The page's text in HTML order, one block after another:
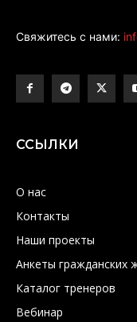
Свяжитесь с нами:
ССЫЛКИ
О нас
Контакты
Наши проекты
Анкеты гражданских
Каталог тренеров
Вебинар